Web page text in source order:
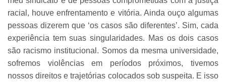
racial, houve enfrentamento e vitória. Ainda ouço algumas
pessoas dizerem que ‘os casos são diferentes’. Sim, cada
experiência tem suas singularidades. Mas os dois casos
são racismo institucional. Somos da mesma universidade,
sofremos violências em períodos próximos, tivemos
nossos direitos e trajetórias colocados sob suspeita. E isso